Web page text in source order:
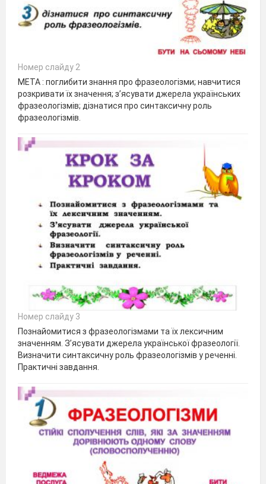
Номер слайду 2
МЕТА : поглибити знання про фразеологізми; навчитися
розкривати їх значення; з’ясувати джерела українських
фразеологізмів; дізнатися про синтаксичну роль
фразеологізмів.
Номер слайду 3
Познайомитися з фразеологізмами та їх лексичним
значенням. З’ясувати джерела української фразеології.
Визначити синтаксичну роль фразеологізмів у реченні.
Практичні завдання.